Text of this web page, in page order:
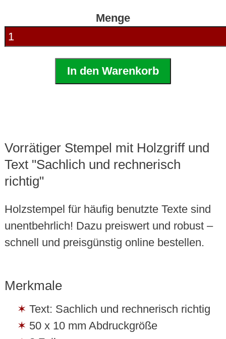
Menge
In den Warenkorb
Vorrätiger Stempel mit Holzgriff und
Text "Sachlich und rechnerisch
richtig"
Holzstempel für häufig benutzte Texte sind
unentbehrlich! Dazu preiswert und robust –
schnell und preisgünstig online bestellen.
Merkmale
Text: Sachlich und rechnerisch richtig
50 x 10 mm Abdruckgröße